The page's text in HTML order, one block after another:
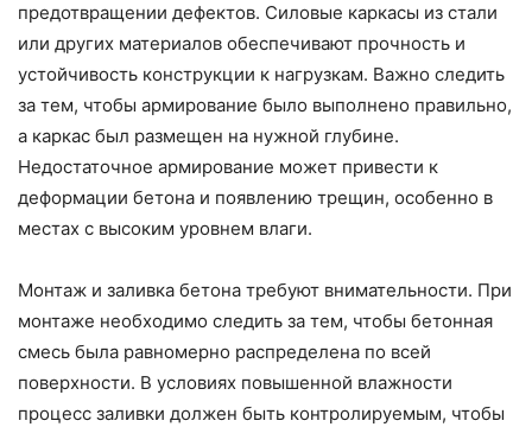
предотвращении дефектов. Силовые каркасы из стали
или других материалов обеспечивают прочность и
устойчивость конструкции к нагрузкам. Важно следить
за тем, чтобы армирование было выполнено правильно,
а каркас был размещен на нужной глубине.
Недостаточное армирование может привести к
деформации бетона и появлению трещин, особенно в
местах с высоким уровнем влаги.
Монтаж и заливка бетона требуют внимательности. При
монтаже необходимо следить за тем, чтобы бетонная
смесь была равномерно распределена по всей
поверхности. В условиях повышенной влажности
процесс заливки должен быть контролируемым, чтобы